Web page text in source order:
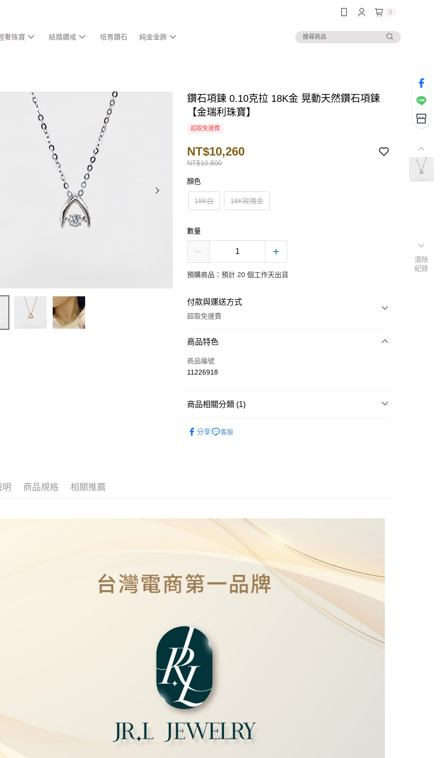
0
奢珠寶 結婚鑽戒 培育鑽石 純金金飾
鑽石項鍊 0.10克拉 18K金 晃動天然鑽石項鍊
【金瑞利珠寶】
超取免運費
NT$10,800
NT$10,260
顏色
18K白 18K玫瑰金
數量
預購商品：預計 20 個工作天出貨
付款與運送方式
超取免運費
付款方式
信用卡一次付款
街口支付
免運費
商品特色
商品編號
11226918
商品相關分類 (1)
分享
客服
明 商品規格 相關推薦
清除
紀錄